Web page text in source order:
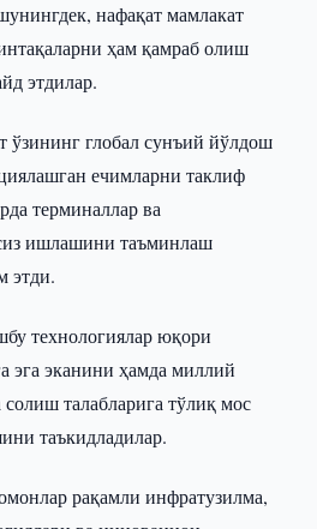
нафақат мамлакат
ҳам қамраб олиш
этдилар.
ўзининг глобал сунъий йўлдош
ечимларни таклиф
терминаллар ва
ишлашини таъминлаш
этди.
технологиялар юқори
эга эканини ҳамда миллий
солиш талабларига тўлиқ мос
таъкидладилар.
рақамли инфратузилма,